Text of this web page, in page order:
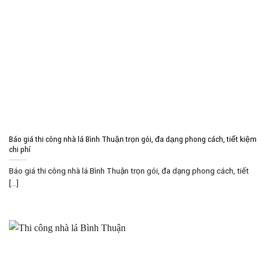
Báo giá thi công nhà lá Bình Thuận trọn gói, đa dạng phong cách, tiết kiệm
chi phí
Báo giá thi công nhà lá Bình Thuận trọn gói, đa dạng phong cách, tiết
[...]